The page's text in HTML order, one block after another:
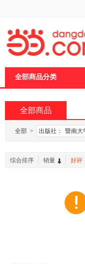
全部商品分类
全部商品
全部 > 出版社： 暨南大
综合排序 销量 好评
页
加